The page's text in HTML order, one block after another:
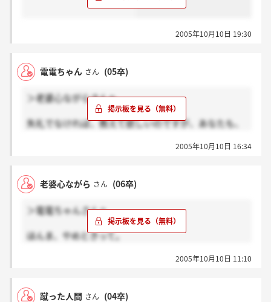
2005年10月10日 19:30
電電ちゃん さん (05卒)
＞老婆心ながらさんへ
失礼でなければ、教えて欲しいのですが、あなたも、
2005年10月10日 16:34
老婆心ながら さん (06卒)
＞電電ちゃんさんへ
ほんま、やめときって。
考えてみぃ、就職してしもたら平成電電におったとい
う履歴はずっと残んねんで。これ痛いで。
2005年10月10日 11:10
蹴った人間 さん (04卒)